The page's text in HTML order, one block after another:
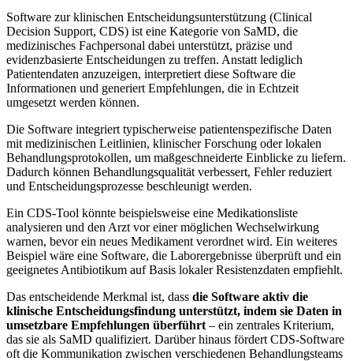
Software zur klinischen Entscheidungsunterstützung (Clinical
Decision Support, CDS) ist eine Kategorie von SaMD, die
medizinisches Fachpersonal dabei unterstützt, präzise und
evidenzbasierte Entscheidungen zu treffen. Anstatt lediglich
Patientendaten anzuzeigen, interpretiert diese Software die
Informationen und generiert Empfehlungen, die in Echtzeit
umgesetzt werden können.
Die Software integriert typischerweise patientenspezifische Daten
mit medizinischen Leitlinien, klinischer Forschung oder lokalen
Behandlungsprotokollen, um maßgeschneiderte Einblicke zu liefern.
Dadurch können Behandlungsqualität verbessert, Fehler reduziert
und Entscheidungsprozesse beschleunigt werden.
Ein CDS-Tool könnte beispielsweise eine Medikationsliste
analysieren und den Arzt vor einer möglichen Wechselwirkung
warnen, bevor ein neues Medikament verordnet wird. Ein weiteres
Beispiel wäre eine Software, die Laborergebnisse überprüft und ein
geeignetes Antibiotikum auf Basis lokaler Resistenzdaten empfiehlt.
Das entscheidende Merkmal ist, dass die Software aktiv die
klinische Entscheidungsfindung unterstützt, indem sie Daten in
umsetzbare Empfehlungen überführt – ein zentrales Kriterium,
das sie als SaMD qualifiziert. Darüber hinaus fördert CDS-Software
oft die Kommunikation zwischen verschiedenen Behandlungsteams